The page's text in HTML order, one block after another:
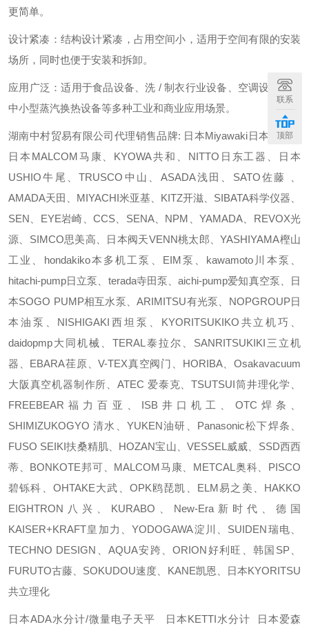
更简单。
设计紧凑：结构设计紧凑，占用空间小，适用于空间有限的安装
场所，同时也便于安装和拆卸。
应用广泛：适用于食品设备、洗 / 制衣行业设备、空调设备以及
中小型蒸汽换热设备等多种工业和商业应用场景。
湖南中村贸易有限公司代理销售品牌: 日本Miyawaki日本宫胁、
日本MALCOM马康、KYOWA共和、NITTO日东工器、日本
USHIO牛尾、TRUSCO中山、ASADA浅田、SATO佐藤 、
AMADA天田、MIYACHI米亚基、KITZ开滋、SIBATA科学仪器、
SEN、EYE岩崎、CCS、SENA、NPM、YAMADA、REVOX光
源、SIMCO思美高、日本阀天VENN桃太郎、YASHIYAMA樫山
工业、hondakiko本多机工泵、EIM泵、kawamoto川本泵、
hitachi-pump日立泵、terada寺田泵、aichi-pump爱知真空泵、日
本SOGO PUMP相互水泵、ARIMITSU有光泵、NOPGROUP日
本油泵、NISHIGAKI西坦泵、KYORITSUKIKO共立机巧、
daidopmp大同机械、TERAL泰拉尔、SANRITSUKIKI三立机
器、EBARA荏原、V-TEX真空阀门、HORIBA、Osakavacuum
大阪真空机器制作所、ATEC 爱泰克、TSUTSUI筒井理化学、
FREEBEAR福力百亚、ISB井口机工、OTC焊条、
SHIMIZUKOGYO 清水、YUKEN油研、Panasonic松下焊条、
FUSO SEIKI扶桑精肌、HOZAN宝山、VESSEL威威、SSD西西
蒂、BONKOTE邦可、MALCOM马康、METCAL奥科、PISCO
碧铄科、OHTAKE大武、OPK鸥琵凯、ELM易之美、HAKKO
EIGHTRON八兴、KURABO、New-Era新时代、德国
KAISER+KRAFT皇加力、YODOGAWA淀川、SUIDEN瑞电、
TECHNO DESIGN、AQUA安跨、ORION好利旺、韩国SP、
FURUTO古藤、SOKUDOU速度、KANE凯恩、日本KYORITSU
共立理化
日本ADA水分计/微量电子天平 日本KETTI水分计 日本爱森
联系
顶部